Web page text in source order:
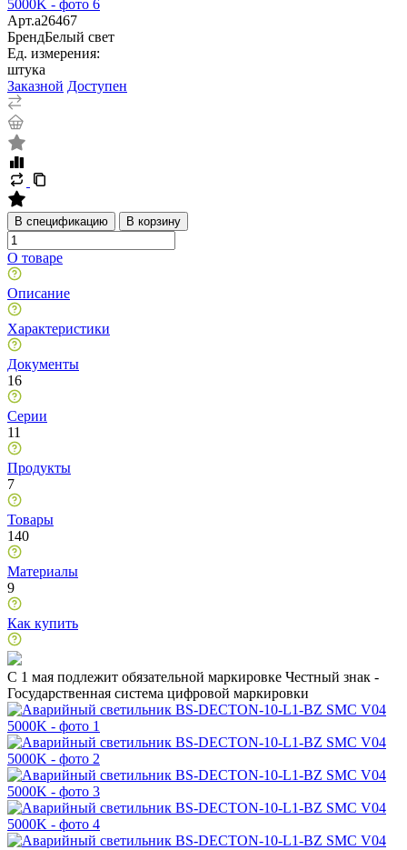
Арт.a26467
БрендБелый свет
Ед. измерения:
штука
Заказной Доступен
В спецификацию В корзину
О товаре
Описание
Характеристики
Документы
16
Серии
11
Продукты
7
Товары
140
Материалы
9
Как купить
C 1 мая подлежит обязательной маркировке Честный знак -
Государственная система цифровой маркировки